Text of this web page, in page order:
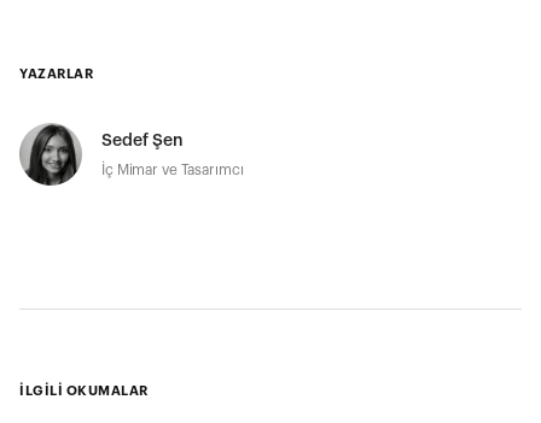
YAZARLAR
Sedef Şen
İç Mimar ve Tasarımcı
İLGİLİ OKUMALAR